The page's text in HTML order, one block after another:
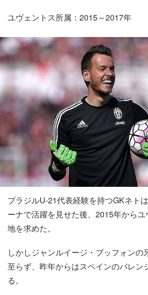
ユヴェントス所属：2015～2017年
ブラジルU-21代表経験を持つGKネト
ーナで活躍を見せた後、2015年から
地を求めた。
しかしジャンルイージ・ブッフォンの
至らず、昨年からはスペインのバレン
る。